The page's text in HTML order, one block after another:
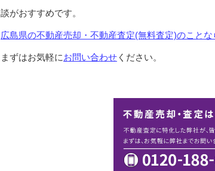
談がおすすめです。
広島県の不動産売却・不動産査定(無料査定)のこと
まずはお気軽にお問い合わせ ください。